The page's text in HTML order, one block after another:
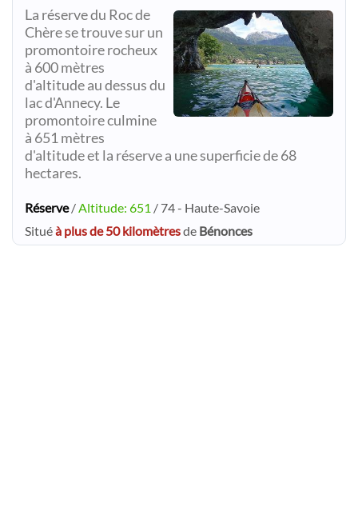
La réserve du Roc de
Chère se trouve sur un
promontoire rocheux
à 600 mètres
d'altitude au dessus du
lac d'Annecy. Le
promontoire culmine
à 651 mètres
d'altitude et la réserve a une superficie de 68
hectares.
Réserve/ Altitude: 651 / 74 - Haute-Savoie
Situéà plus de 50 kilomètresde Bénonces